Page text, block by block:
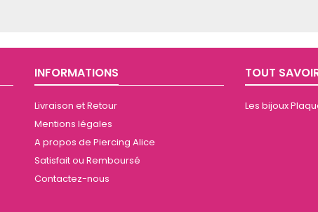
INFORMATIONS
Livraison et Retour
Mentions légales
A propos de Piercing Alice
Satisfait ou Remboursé
Contactez-nous
TOUT
Les bijoux